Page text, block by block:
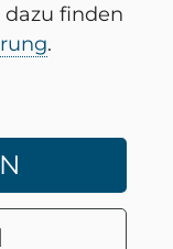
fin­den
.